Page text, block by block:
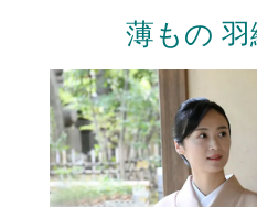
薄もの 羽